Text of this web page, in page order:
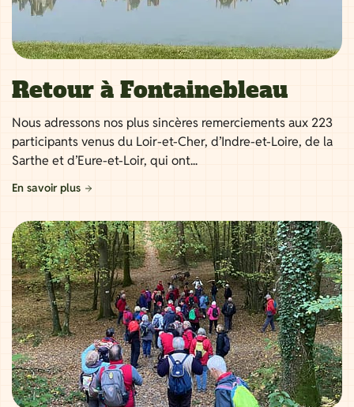
Retour à Fontainebleau
Nous adressons nos plus sincères remerciements aux 223
participants venus du Loir-et-Cher, d’Indre-et-Loire, de la
Sarthe et d’Eure-et-Loir, qui ont...
En savoir plus